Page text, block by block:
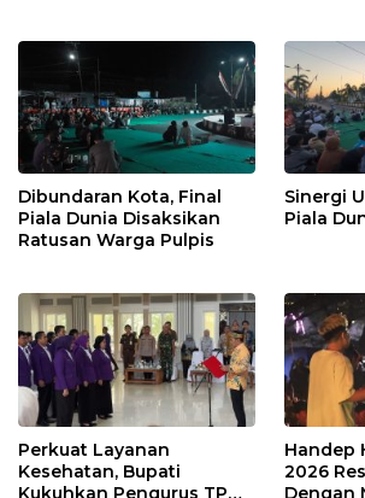
Dibundaran Kota, Final
Piala Dunia Disaksikan
Ratusan Warga Pulpis
Sinergi
Piala
Perkuat Layanan
Kesehatan, Bupati
Kukuhkan Pengurus TP
Handep
2026
Dengan